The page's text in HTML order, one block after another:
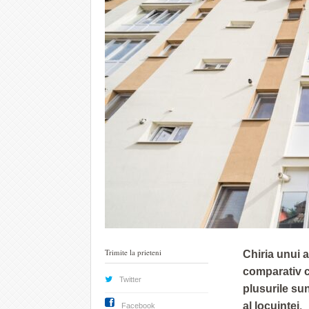
Chiria unui
comparativ
plusurile
al
locuinței.
Trimite la prieteni
Twitter
Facebook